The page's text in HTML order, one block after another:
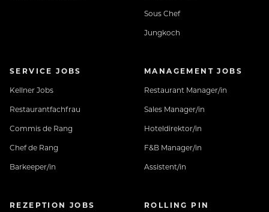
Sous Chef
Jungkoch
SERVICE JOBS
Kellner Jobs
Restaurantfachfrau
Commis de Rang
Chef de Rang
Barkeeper/in
MANAGEMENT JOBS
Restaurant Manager/in
Sales Manager/in
Hoteldirektor/in
F&B Manager/in
Assistent/in
REZEPTION JOBS
ROLLING PIN